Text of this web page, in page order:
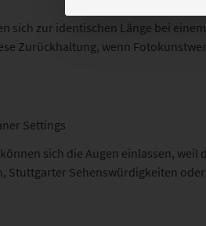
sich zur identischen Länge bei
Zurückhaltung, wenn
Settings
sich die Augen einlassen,
Stuttgarter Sehenswürdigkeiten